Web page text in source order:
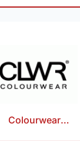
Colourwear